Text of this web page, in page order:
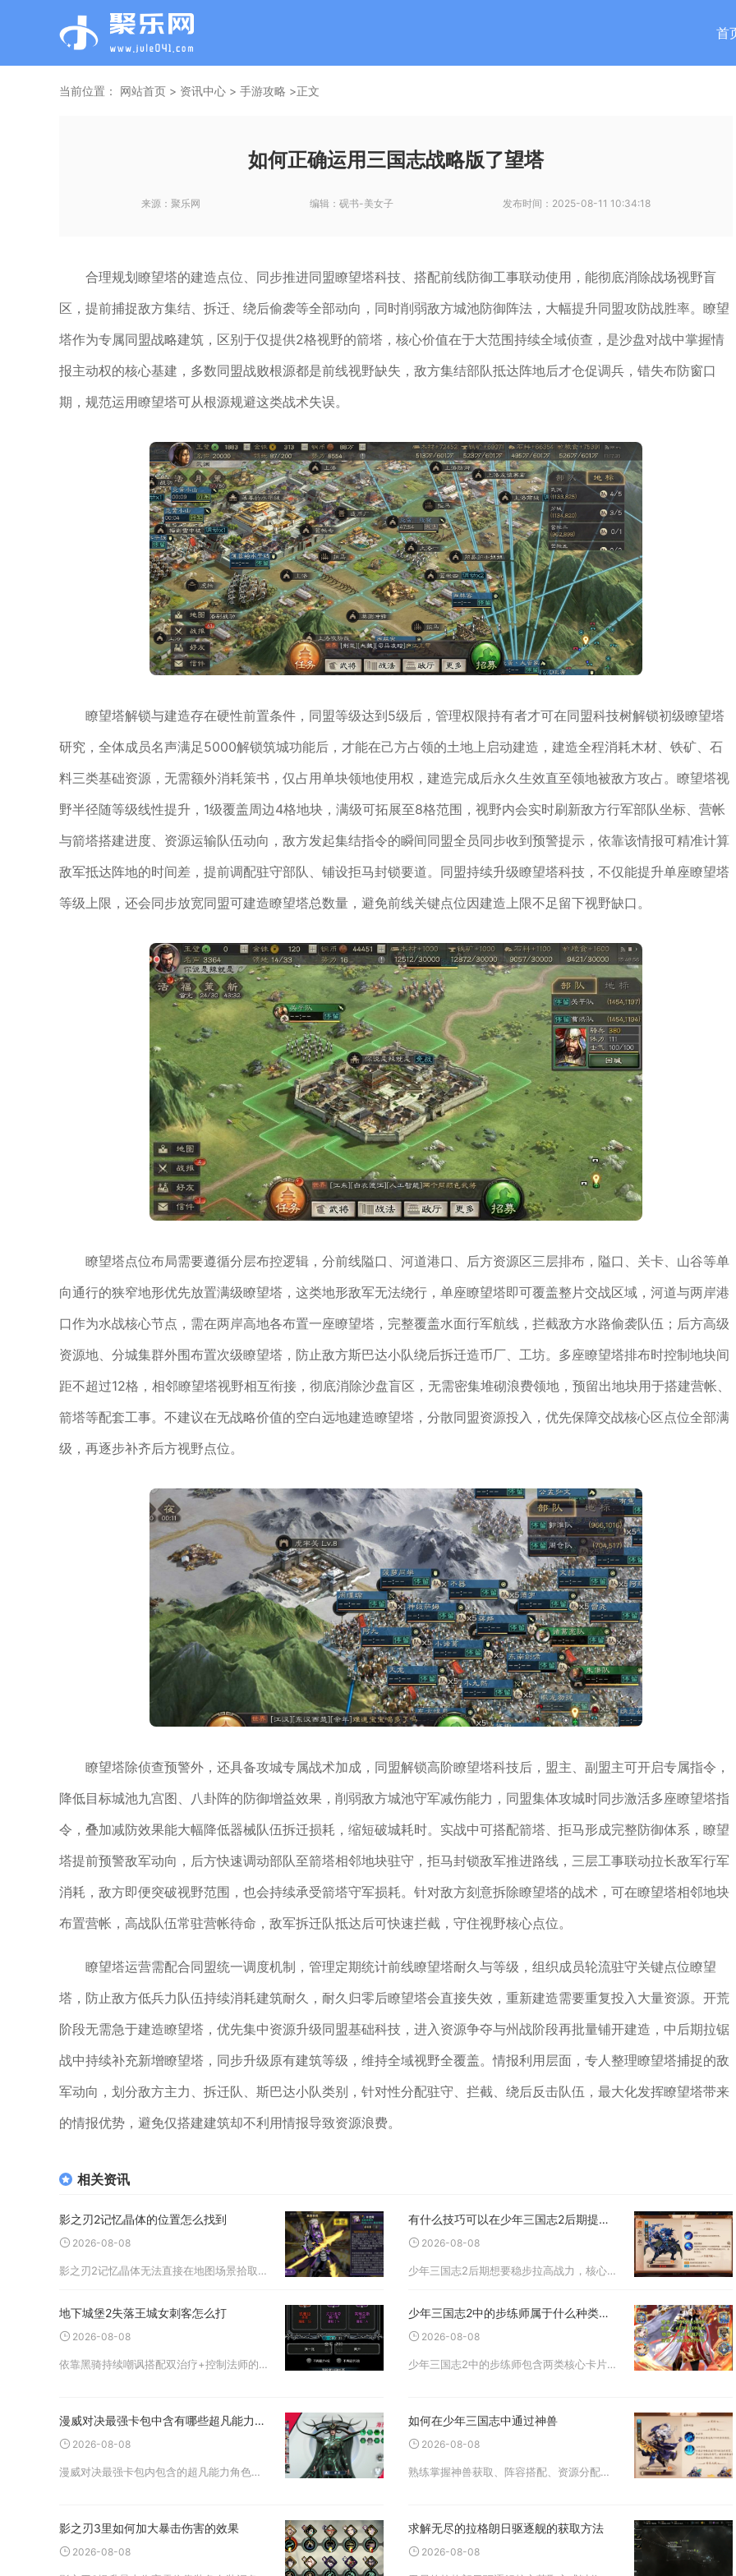
首
当前位置： 网站首页 > 资讯中心 > 手游攻略 >正文
如何正确运用三国志战略版了望塔
来源： 聚乐网 编辑： 砚书-美女子 发布时间： 2025-08-11 10:34:18
合理规划瞭望塔的建造点位、同步推进同盟瞭望塔科技、搭配前线防御工事联动使用，能彻底消除战场视野盲
区，提前捕捉敌方集结、拆迁、绕后偷袭等全部动向，同时削弱敌方城池防御阵法，大幅提升同盟攻防战胜率。瞭望
塔作为专属同盟战略建筑，区别于仅提供2格视野的箭塔，核心价值在于大范围持续全域侦查，是沙盘对战中掌握情
报主动权的核心基建，多数同盟战败根源都是前线视野缺失，敌方集结部队抵达阵地后才仓促调兵，错失布防窗口
期，规范运用瞭望塔可从根源规避这类战术失误。
瞭望塔解锁与建造存在硬性前置条件，同盟等级达到5级后，管理权限持有者才可在同盟科技树解锁初级瞭望塔
研究，全体成员名声满足5000解锁筑城功能后，才能在己方占领的土地上启动建造，建造全程消耗木材、铁矿、石
料三类基础资源，无需额外消耗策书，仅占用单块领地使用权，建造完成后永久生效直至领地被敌方攻占。瞭望塔视
野半径随等级线性提升，1级覆盖周边4格地块，满级可拓展至8格范围，视野内会实时刷新敌方行军部队坐标、营帐
与箭塔搭建进度、资源运输队伍动向，敌方发起集结指令的瞬间同盟全员同步收到预警提示，依靠该情报可精准计算
敌军抵达阵地的时间差，提前调配驻守部队、铺设拒马封锁要道。同盟持续升级瞭望塔科技，不仅能提升单座瞭望塔
等级上限，还会同步放宽同盟可建造瞭望塔总数量，避免前线关键点位因建造上限不足留下视野缺口。
瞭望塔点位布局需要遵循分层布控逻辑，分前线隘口、河道港口、后方资源区三层排布，隘口、关卡、山谷等单
向通行的狭窄地形优先放置满级瞭望塔，这类地形敌军无法绕行，单座瞭望塔即可覆盖整片交战区域，河道与两岸港
口作为水战核心节点，需在两岸高地各布置一座瞭望塔，完整覆盖水面行军航线，拦截敌方水路偷袭队伍；后方高级
资源地、分城集群外围布置次级瞭望塔，防止敌方斯巴达小队绕后拆迁造币厂、工坊。多座瞭望塔排布时控制地块间
距不超过12格，相邻瞭望塔视野相互衔接，彻底消除沙盘盲区，无需密集堆砌浪费领地，预留出地块用于搭建营帐、
箭塔等配套工事。不建议在无战略价值的空白远地建造瞭望塔，分散同盟资源投入，优先保障交战核心区点位全部满
级，再逐步补齐后方视野点位。
瞭望塔除侦查预警外，还具备攻城专属战术加成，同盟解锁高阶瞭望塔科技后，盟主、副盟主可开启专属指令，
降低目标城池九宫图、八卦阵的防御增益效果，削弱敌方城池守军减伤能力，同盟集体攻城时同步激活多座瞭望塔指
令，叠加减防效果能大幅降低器械队伍拆迁损耗，缩短破城耗时。实战中可搭配箭塔、拒马形成完整防御体系，瞭望
塔提前预警敌军动向，后方快速调动部队至箭塔相邻地块驻守，拒马封锁敌军推进路线，三层工事联动拉长敌军行军
消耗，敌方即便突破视野范围，也会持续承受箭塔守军损耗。针对敌方刻意拆除瞭望塔的战术，可在瞭望塔相邻地块
布置营帐，高战队伍常驻营帐待命，敌军拆迁队抵达后可快速拦截，守住视野核心点位。
瞭望塔运营需配合同盟统一调度机制，管理定期统计前线瞭望塔耐久与等级，组织成员轮流驻守关键点位瞭望
塔，防止敌方低兵力队伍持续消耗建筑耐久，耐久归零后瞭望塔会直接失效，重新建造需要重复投入大量资源。开荒
阶段无需急于建造瞭望塔，优先集中资源升级同盟基础科技，进入资源争夺与州战阶段再批量铺开建造，中后期拉锯
战中持续补充新增瞭望塔，同步升级原有建筑等级，维持全域视野全覆盖。情报利用层面，专人整理瞭望塔捕捉的敌
军动向，划分敌方主力、拆迁队、斯巴达小队类别，针对性分配驻守、拦截、绕后反击队伍，最大化发挥瞭望塔带来
的情报优势，避免仅搭建建筑却不利用情报导致资源浪费。
相关资讯
影之刃2记忆晶体的位置怎么找到
2026-08-08
影之刃2记忆晶体无法直接在地图场景拾取，主要依靠副本掉落碎片合成、悬赏任务奖励、试炼挑战以及商店刷新获取，稳定刷取点位集中在昼夜空间副本、高阶悬赏关卡与无尽试炼模式。记忆晶体是角色技能共鸣、战技进阶不可或缺的核
有什么技巧可以在少年三国志2后期提升战力
2026-08-08
少年三国志2后期想要稳步拉高战力，核心技巧是停止全员均衡养成，集中资源打造双核体系，深挖神兵、兵符、战法等次级系统的细节属性，补齐图鉴、宝物洗练这类容易被忽视的养成模块，依靠精细化资源分配实现战力持续突破。进入
地下城堡2失落王城女刺客怎么打
2026-08-08
依靠黑骑持续嘲讽搭配双治疗+控制法师的标准四角色阵容，配齐免疫流血、瘟疫装备并严格调整力速比与战术阈值，即可稳定通关失落王城女刺客，无需高阶转职角色也能完成挑战。该BOSS位于失落王城坐标42,14，触发战斗时
少年三国志2中的步练师属于什么种类的卡片
2026-08-08
少年三国志2中的步练师包含两类核心卡片品类，其一为吴国阵营虹金品质辅助武将卡，其二是专属天金品质红颜职业卡片，两种卡片形态适配不同上阵体系，也是该角色贯穿游戏前中后期的核心卡牌分类定位，主流高阶养成体系里虹金凝
漫威对决最强卡包中含有哪些超凡能力的角色
2026-08-08
漫威对决最强卡包内包含的超凡能力角色主要有凤凰女、暴风女、惊奇队长、洛基、奇异博士，这些角色凭借独特的超凡机制，成为众多构筑卡组中的核心选择。凤凰女拥有凤凰之力，具备重生与大范围能量灼烧能力，在对局阵亡后可以触
如何在少年三国志中通过神兽
2026-08-08
熟练掌握神兽获取、阵容搭配、资源分配与图鉴养成，合理区分上阵神兽与护佑神兽的培养方向，是依靠神兽拉开战力差距、实现副本通关与竞技场越战的核心方式。神兽系统解锁之后，不要盲目收集全部神兽分散资源，按照自身所处养成
影之刃3里如何加大暴击伤害的效果
2026-08-08
求解无尽的拉格朗日驱逐舰的获取方法
2026-08-08